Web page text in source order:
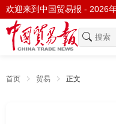
欢迎来到中国贸易报 - 2026
首页 贸易 正文